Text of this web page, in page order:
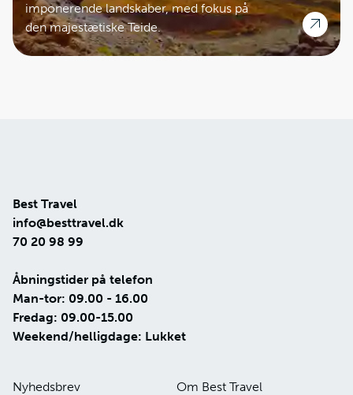
imponerende landskaber, med fokus på
den majestætiske Teide.
Best Travel
info@besttravel.dk
70 20 98 99
Åbningstider på telefon
Man-tor: 09.00 - 16.00
Fredag: 09.00-15.00
Weekend/helligdage: Lukket
Nyhedsbrev
Om Best Travel